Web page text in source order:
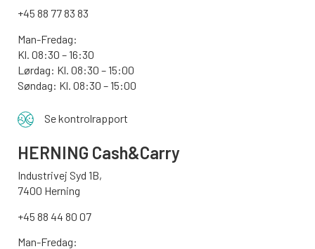
+45 88 77 83 83
Man-Fredag:
Kl. 08:30 – 16:30
Lørdag: Kl. 08:30 – 15:00
Søndag: Kl. 08:30 – 15:00
Se kontrolrapport
HERNING Cash&Carry
Industrivej Syd 1B,
7400 Herning
+45 88 44 80 07
Man-Fredag: